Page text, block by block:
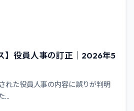
】役員人事の訂正｜2026年5
れた役員人事の内容に誤りが判明
...